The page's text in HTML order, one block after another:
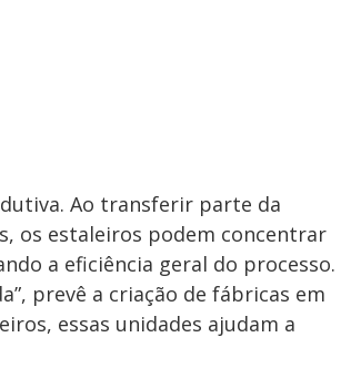
Ao transferir parte da
os estaleiros podem concentrar
a eficiência geral do processo.
prevê a criação de fábricas em
essas unidades ajudam a